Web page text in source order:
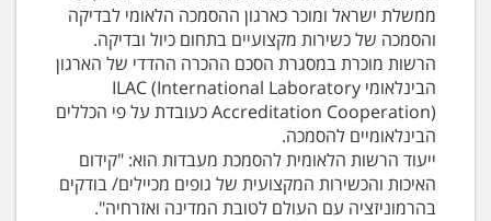
ממשלת ישראל ומוכר כארגון ההסמכה הלאומי לבדיקה
והסמכה של כשירות מקצועיים בתחום כיול ובדיקה.
הרשות מוכרת במסגרת הסכם ההכרה ההדדי של הארגון
הבינלאומי ILAC (International Laboratory
Accreditation Cooperation) כעובדת על פי הכללים
הבינלאומיים להסמכה.
ייעוד הרשות הלאומית להסמכת מעבדות הוא: "קידום
האיכות והכשירות המקצועית של גופים מכיילים/ בודקים
בהרמוניזציה עם העולם לטובת המדינה ואזרחיה".